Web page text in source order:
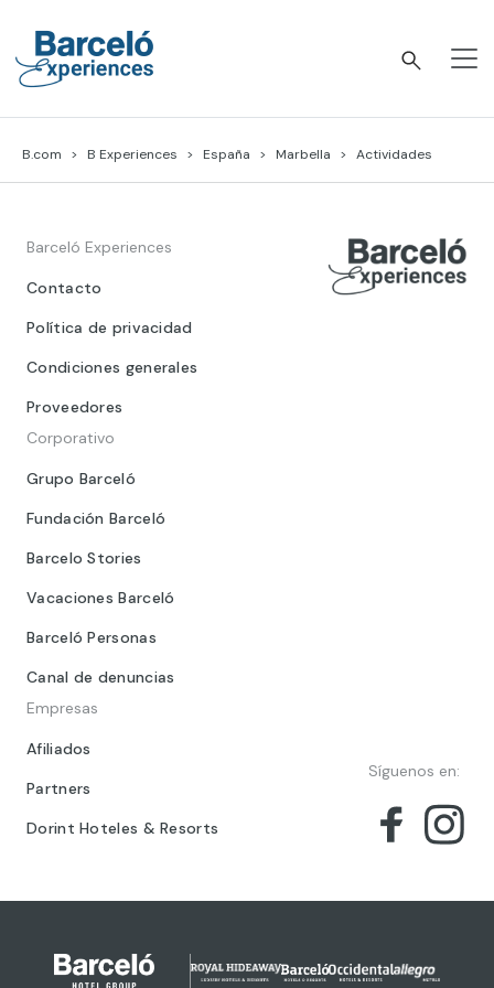
content
B.com B Experiences España Marbella Actividades
Barceló Experiences
Contacto
Política de privacidad
Condiciones generales
Proveedores
Corporativo
Grupo Barceló
Fundación Barceló
Barcelo Stories
Vacaciones Barceló
Barceló Personas
Canal de denuncias
Empresas
Afiliados
Partners
Dorint Hoteles & Resorts
Síguenos en: